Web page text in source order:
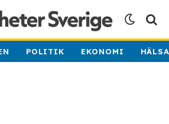
POLITIK EKONOMI